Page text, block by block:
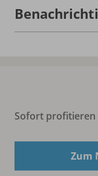
Sofort profitieren
Zum